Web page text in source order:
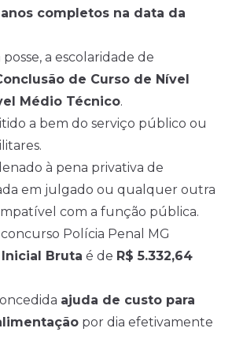
completos na data da
posse, a escolaridade de
de Curso de Nível
Médio Técnico.
a bem do serviço público ou
à pena privativa de
em julgado ou qualquer outra
com a função pública.
Polícia Penal MG
Bruta é de R$ 5.332,64
ajuda de custo para
por dia efetivamente